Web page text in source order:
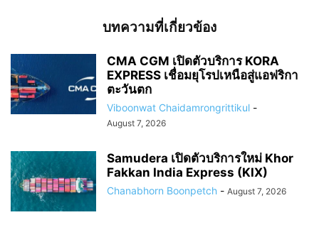
บทความที่เกี่ยวข้อง
CMA CGM เปิดตัวบริการ KORA
EXPRESS เชื่อมยุโรปเหนือสู่แอฟริกา
ตะวันตก
Viboonwat Chaidamrongrittikul -
August 7, 2026
Samudera เปิดตัวบริการใหม่ Khor
Fakkan India Express (KIX)
Chanabhorn Boonpetch - August 7, 2026